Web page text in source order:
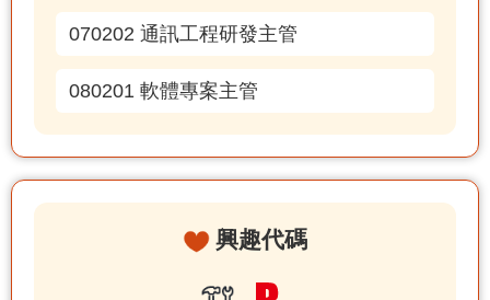
070202 通訊工程研發主管
080201 軟體專案主管
興趣代碼